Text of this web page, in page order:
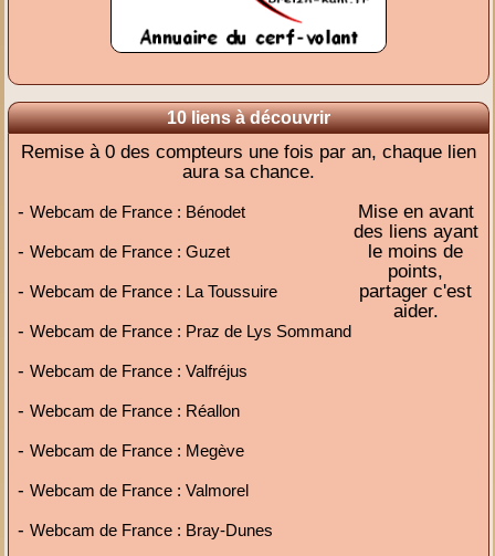
10 liens à découvrir
Remise à 0 des compteurs une fois par an, chaque lien
aura sa chance.
-Webcam de France : Bénodet
-Webcam de France : Guzet
-Webcam de France : La Toussuire
-Webcam de France : Praz de Lys Sommand
-Webcam de France : Valfréjus
-Webcam de France : Réallon
-Webcam de France : Megève
-Webcam de France : Valmorel
-Webcam de France : Bray-Dunes
Mise en avant
des liens ayant
le moins de
points,
partager c'est
aider.